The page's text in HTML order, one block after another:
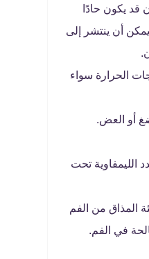
قد يكون حادًا
أن ينتشر إلى
الحرارة سواء
أو العض.
الليمفاوية تحت
المذاق من الفم
في الفم.